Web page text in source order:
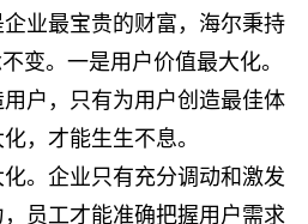
业最宝贵的财富，海尔秉持
变。一是用户价值最大化。
户，只有为用户创造最佳体
，才能生生不息。
。企业只有充分调动和激发
员工才能准确把握用户需求